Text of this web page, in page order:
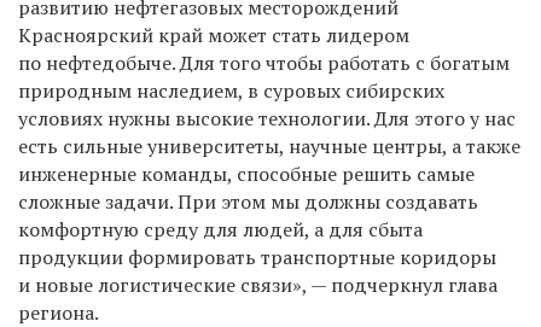
развитию нефтегазовых месторождений
Красноярский край может стать лидером
по нефтедобыче. Для того чтобы работать с богатым
природным наследием, в суровых сибирских
условиях нужны высокие технологии. Для этого у нас
есть сильные университеты, научные центры, а также
инженерные команды, способные решить самые
сложные задачи. При этом мы должны создавать
комфортную среду для людей, а для сбыта
продукции формировать транспортные коридоры
и новые логистические связи», — подчеркнул глава
региона.